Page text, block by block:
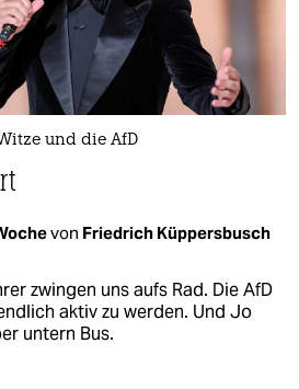
und die AfD
von Friedrich Küppersbusch
zwingen uns aufs Rad. Die AfD
aktiv zu werden. Und Jo
untern Bus.